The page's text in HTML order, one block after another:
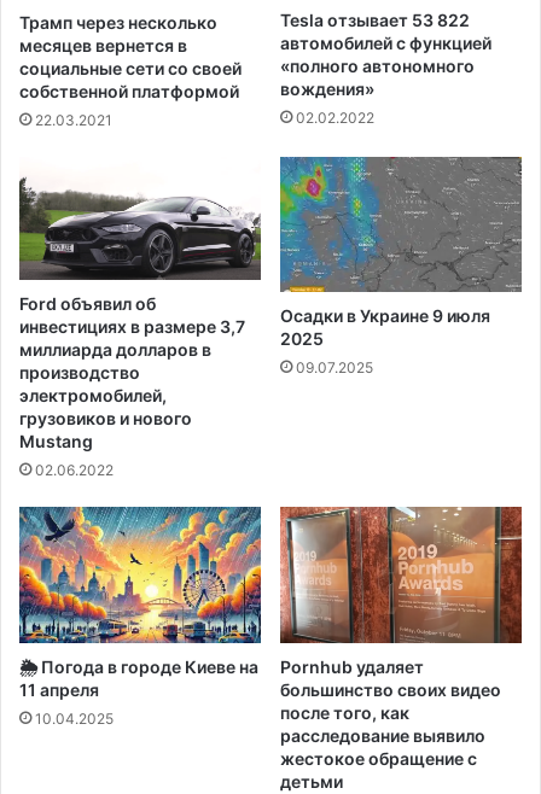
р
ж
н
T
o
y
o
a
F
4
0
L
a
d
C
r
u
i
s
e
r
I
-
1
9
е
х
а
с
з
п
о
с
л
е
н
и
й
м
е
с
я
ц
у
Трамп через несколько
месяцев вернется в
социальные сети со своей
собственной платформой
22.03.2021
Tesla отзывает 53 822
автомобилей с функцией
«полного автономного
вождения»
02.02.2022
Ford объявил об
инвестициях в размере 3,7
миллиарда долларов в
производство
электромобилей,
грузовиков и нового
Mustang
02.06.2022
Осадки в Украине 9 июля
2025
09.07.2025
🌦️ Погода в городе Киеве на
11 апреля
10.04.2025
Pornhub удаляет
большинство своих видео
после того, как
расследование выявило
жестокое обращение с
детьми